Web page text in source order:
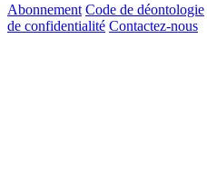
Abonnement Code de déontologie
de confidentialité Contactez-nous